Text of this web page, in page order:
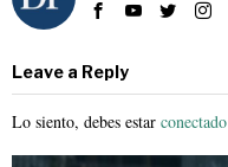
Leave a Reply
Lo siento, debes estar conectado